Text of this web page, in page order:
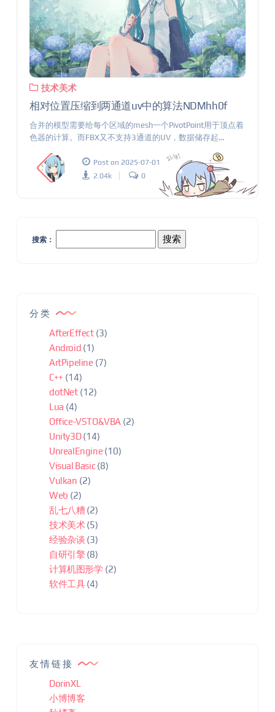
技术美术
相对位置压缩到两通道uv中的算法NDMhh0f
合并的模型需要给每个区域的mesh一个PivotPoint用于顶点着
色器的计算。而FBX又不支持3通道的UV，数据储存起...
Post on 2025-07-01
2.04k
0
搜索：
分类
AfterEffect(3)
Android (1)
ArtPipeline (7)
C++ (14)
dotNet(12)
Lua (4)
Office-VSTO&VBA (2)
Unity3D(14)
UnrealEngine (10)
Visual Basic(8)
Vulkan (2)
Web (2)
乱七八糟(2)
技术美术(5)
经验杂谈 (3)
自研引擎 (8)
计算机图形学 (2)
软件工具(4)
友情链接
DorinXL
小博博客